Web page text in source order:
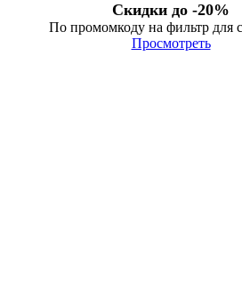
Скидки до -20%
По промомкоду на фильтр для
Просмотреть